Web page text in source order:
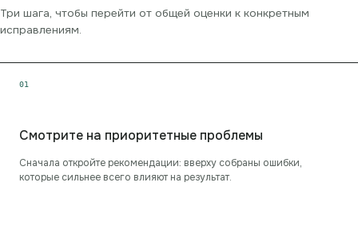
Три шага, чтобы перейти от общей оценки к конкретным
исправлениям.
01
Смотрите на приоритетные проблемы
Сначала откройте рекомендации: вверху собраны ошибки,
которые сильнее всего влияют на результат.